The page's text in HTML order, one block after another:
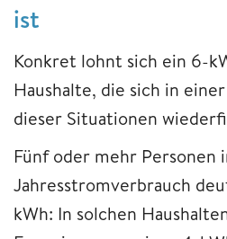
ist
Konkret lohnt sich ein 6-
Haushalte, die sich in
dieser Situationen
Fünf oder mehr Personen
Jahresstromverbrauch
kWh: In solchen